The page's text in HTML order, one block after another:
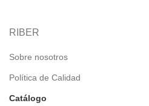
RIBER
Sobre nosotros
Política de Calidad
Catálogo